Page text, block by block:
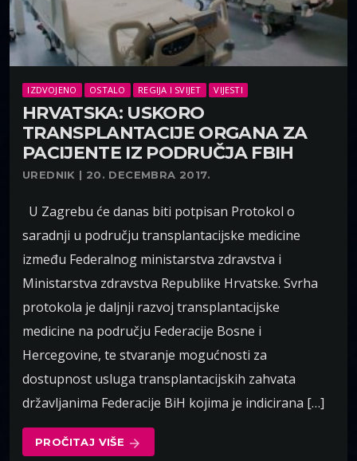
IZDVOJENO OSTALO REGIJA I SVIJET VIJESTI
HRVATSKA: USKORO
TRANSPLANTACIJE ORGANA ZA
PACIJENTE IZ PODRUČJA FBIH
UREDNIK | 20. DECEMBRA 2017.
U Zagrebu će danas biti potpisan Protokol o
saradnji u području transplantacijske medicine
između Federalnog ministarstva zdravstva i
Ministarstva zdravstva Republike Hrvatske. Svrha
protokola je daljnji razvoj transplantacijske
medicine na području Federacije Bosne i
Hercegovine, te stvaranje mogućnosti za
dostupnost usluga transplantacijskih zahvata
državljanima Federacije BiH kojima je indicirana […]
PROČITAJ VIŠE arrow_forward